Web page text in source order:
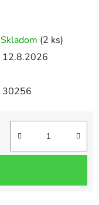
Skladom (2 ks)
12.8.2026
30256